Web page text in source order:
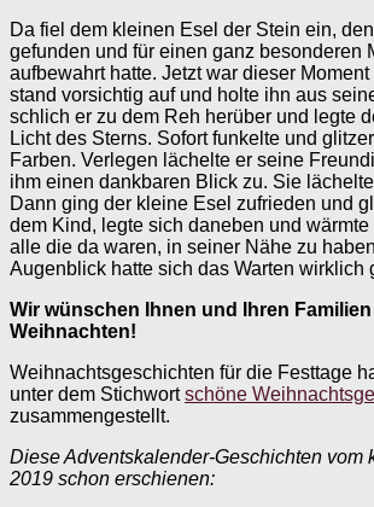
Da fiel dem kleinen Esel der Stein ein,
gefunden und für einen ganz besonderen
aufbewahrt hatte. Jetzt war dieser
stand vorsichtig auf und holte ihn aus
schlich er zu dem Reh herüber und legte
Licht des Sterns. Sofort funkelte und
Farben. Verlegen lächelte er seine
ihm einen dankbaren Blick zu. Sie
Dann ging der kleine Esel zufrieden und
dem Kind, legte sich daneben und wärmte
alle die da waren, in seiner Nähe zu
Augenblick hatte sich das Warten
Wir wünschen Ihnen und Ihren
Weihnachten!
Weihnachtsgeschichten für die Festtage
unter dem Stichwortschöne
zusammengestellt.
Diese Adventskalender-Geschichten vom
2019 schon erschienen: